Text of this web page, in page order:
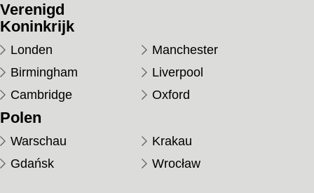
Verenigd
Koninkrijk
Londen
Manchester
Birmingham
Liverpool
Cambridge
Oxford
Polen
Warschau
Krakau
Gdańsk
Wrocław